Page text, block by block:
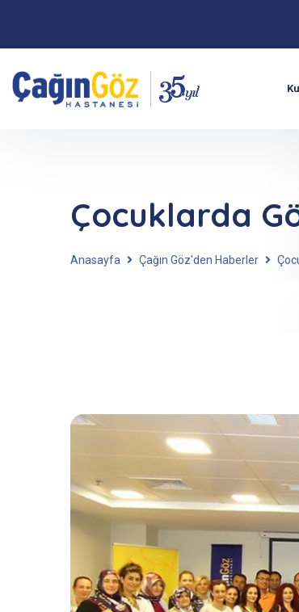
Çocuklarda
Anasayfa Çağın Göz'den Haberler